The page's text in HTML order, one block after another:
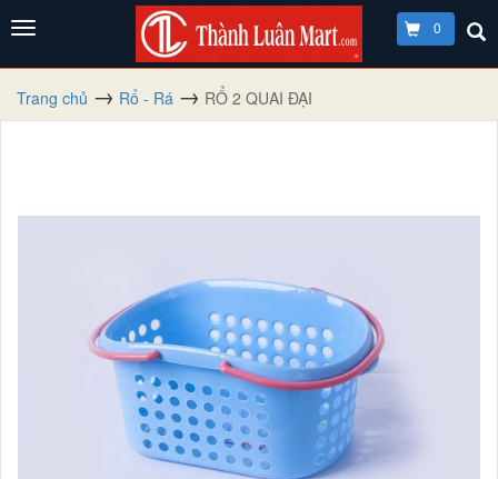
0
Trang chủ Rổ - Rá RỔ 2 QUAI ĐẠI